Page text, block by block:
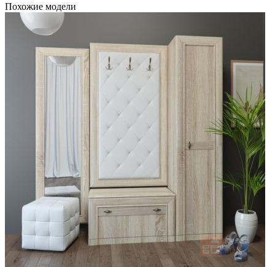
Похожие модели